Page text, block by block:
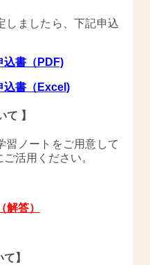
しましたら、下記申込
込書（PDF)
込書（Excel)
て 】
ノートをご用意して
活用ください。
答）
】